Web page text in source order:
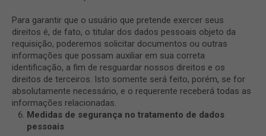
Para garantir que o usuário que pretende exercer seus
direitos é, de fato, o titular dos dados pessoais objeto da
requisição, poderemos solicitar documentos ou outras
informações que possam auxiliar em sua correta
identificação, a fim de resguardar nossos direitos e os
direitos de terceiros. Isto somente será feito, porém, se for
absolutamente necessário, e o requerente receberá todas as
informações relacionadas.
Medidas de segurança no tratamento de dados
pessoais